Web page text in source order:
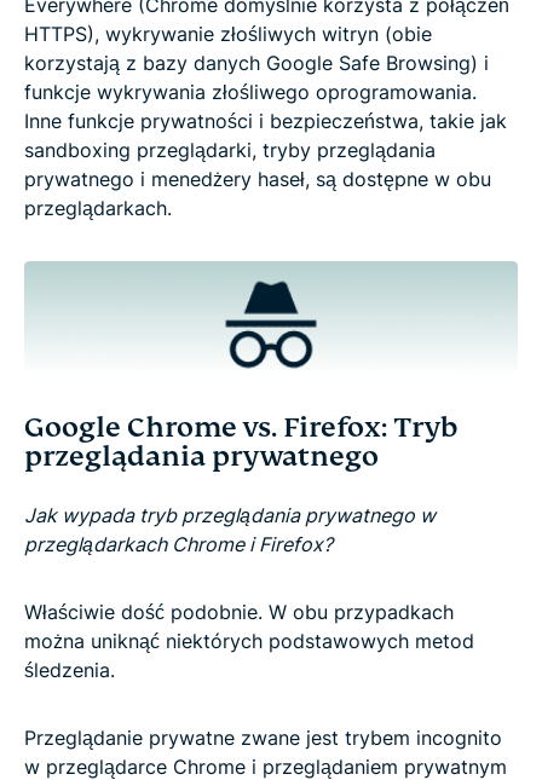
Everywhere (Chrome domyślnie korzysta z połączeń
HTTPS), wykrywanie złośliwych witryn (obie
korzystają z bazy danych Google Safe Browsing) i
funkcje wykrywania złośliwego oprogramowania.
Inne funkcje prywatności i bezpieczeństwa, takie jak
sandboxing przeglądarki, tryby przeglądania
prywatnego i menedżery haseł, są dostępne w obu
przeglądarkach.
Google Chrome vs. Firefox: Tryb
przeglądania prywatnego
Jak wypada tryb przeglądania prywatnego w
przeglądarkach Chrome i Firefox?
Właściwie dość podobnie. W obu przypadkach
można uniknąć niektórych podstawowych metod
śledzenia.
Przeglądanie prywatne zwane jest trybem incognito
w przeglądarce Chrome i przeglądaniem prywatnym